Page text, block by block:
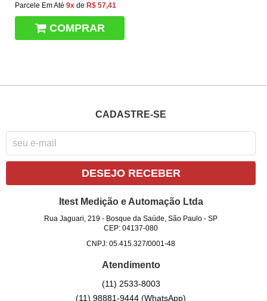
Parcele Em Até 9x de R$ 57,41
COMPRAR
CADASTRE-SE
DESEJO RECEBER
Itest Medição e Automação Ltda
Rua Jaguari, 219 - Bosque da Saúde, São Paulo -SP
CEP: 04137-080
CNPJ: 05.415.327/0001-48
Atendimento
(11) 2533-8003
(11) 98881-9444(WhatsApp)